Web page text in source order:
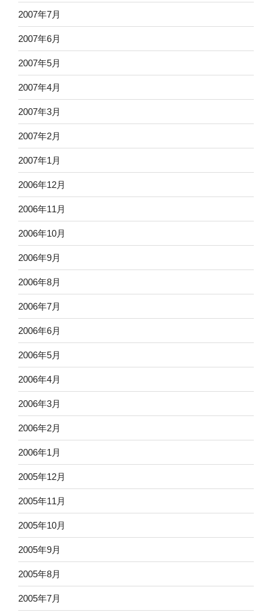
2007年7月
2007年6月
2007年5月
2007年4月
2007年3月
2007年2月
2007年1月
2006年12月
2006年11月
2006年10月
2006年9月
2006年8月
2006年7月
2006年6月
2006年5月
2006年4月
2006年3月
2006年2月
2006年1月
2005年12月
2005年11月
2005年10月
2005年9月
2005年8月
2005年7月